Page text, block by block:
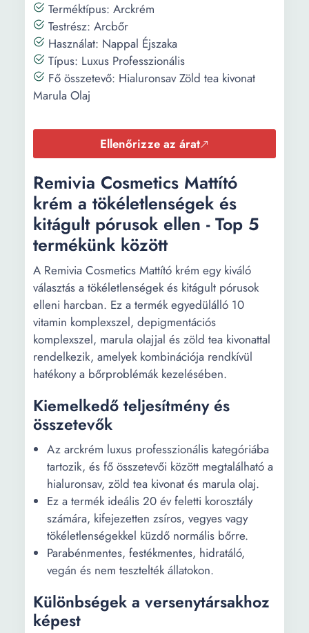
Terméktípus: Arckrém
Testrész: Arcbőr
Használat: Nappal Éjszaka
Típus: Luxus Professzionális
Fő összetevő: Hialuronsav Zöld tea kivonat
Marula Olaj
Ellenőrizze az árat
Remivia Cosmetics Mattító
krém a tökéletlenségek és
kitágult pórusok ellen - Top 5
termékünk között
A Remivia Cosmetics Mattító krém egy kiváló
választás a tökéletlenségek és kitágult pórusok
elleni harcban. Ez a termék egyedülálló 10
vitamin komplexszel, depigmentációs
komplexszel, marula olajjal és zöld tea kivonattal
rendelkezik, amelyek kombinációja rendkívül
hatékony a bőrproblémák kezelésében.
Kiemelkedő teljesítmény és
összetevők
Az arckrém luxus professzionális kategóriába
tartozik, és fő összetevői között megtalálható a
hialuronsav, zöld tea kivonat és marula olaj.
Ez a termék ideális 20 év feletti korosztály
számára, kifejezetten zsíros, vegyes vagy
tökéletlenségekkel küzdő normális bőrre.
Parabénmentes, festékmentes, hidratáló,
vegán és nem tesztelték állatokon.
Különbségek a versenytársakhoz
képest